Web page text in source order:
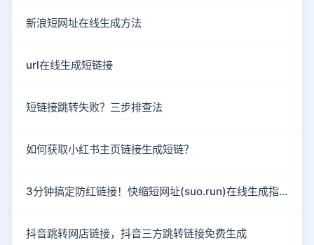
新浪短网址在线生成方法
url在线生成短链接
短链接跳转失败？三步排查法
如何获取小红书主页链接生成短链？
3分钟搞定防红链接！快缩短网址(suo.run)在线生成指南
抖音跳转网店链接，抖音三方跳转链接免费生成